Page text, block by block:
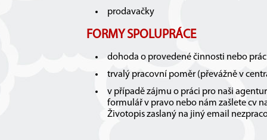
prodavačky
FORMY SPOLUPRÁCE
dohoda o provedené činnosti nebo
trvalý pracovní poměr (převážně v
v případě zájmu o práci pro naši
formulář v pravo nebo nám zašlete cv
Životopis zaslaný na jiný email